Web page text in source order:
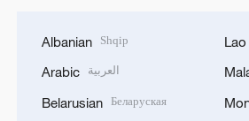
Albanian Shqip
Arabic العربية
Belarusian Беларуская
Lao